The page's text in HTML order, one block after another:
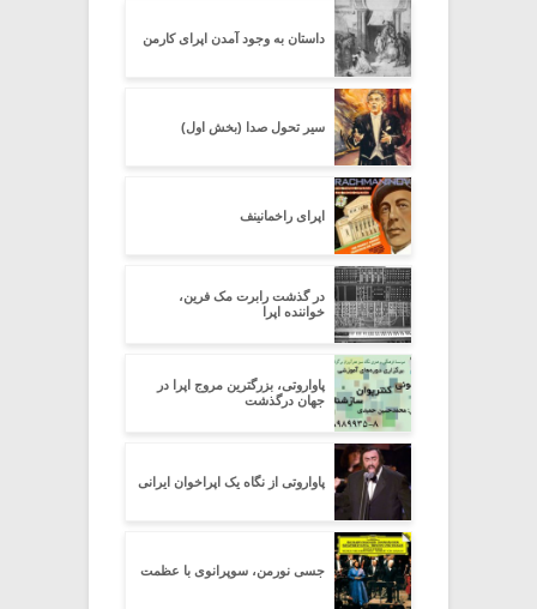
داستان به وجود آمدن اپرای کارمن
سیر تحول صدا (بخش اول)
اپرای راخمانینف
در گذشت رابرت مک فرین،
خواننده اپرا
پاواروتی، بزرگترین مروج اپرا در
جهان درگذشت
پاواروتی از نگاه یک اپراخوان ایرانی
جسی نورمن، سوپرانوی با عظمت